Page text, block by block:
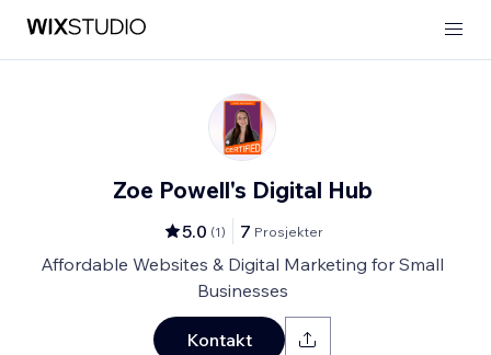
Zoe Powell's Digital Hub
5.0 (1) 7 Prosjekter
Affordable Websites & Digital Marketing for Small
Businesses
Kontakt